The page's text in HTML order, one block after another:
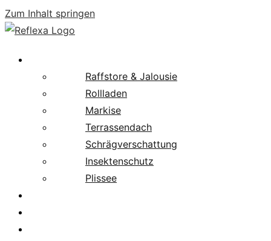
Zum Inhalt springen
Raffstore & Jalousie
Rollladen
Markise
Terrassendach
Schrägverschattung
Insektenschutz
Plissee